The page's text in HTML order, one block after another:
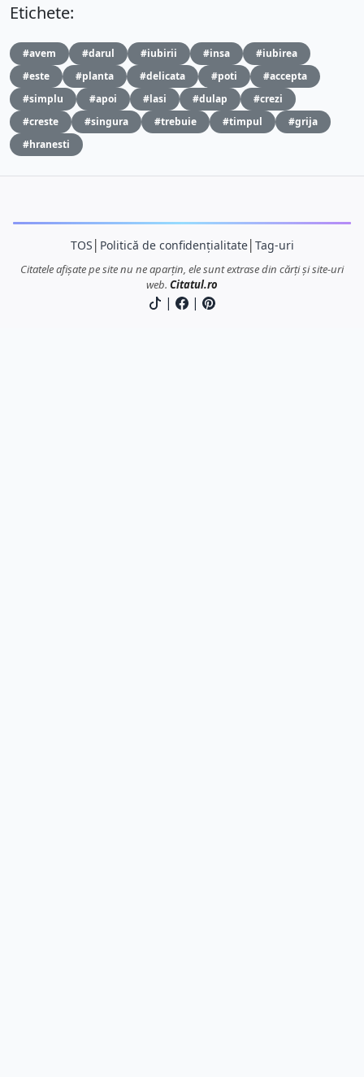
Etichete:
#avem #darul #iubirii #insa
#iubirea
#este
#planta #delicata #poti
#accepta
#simplu
#apoi #lasi #dulap
#crezi
#creste
#singura #trebuie #timpul
#grija
#hranesti
TOS Politică de confidențialitate│ Tag-uri
Citatele afișate pe site nu ne aparțin, ele sunt extrase din cărți și site-uri
web. Citatul.ro
| |